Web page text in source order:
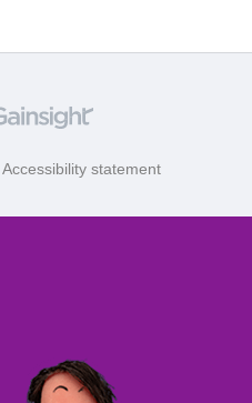
Accessibility statement